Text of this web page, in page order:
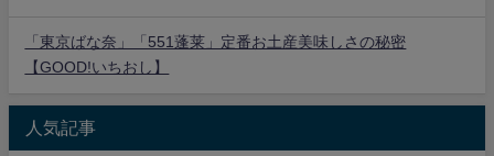
「東京ばな奈」「551蓬莱」定番お土産美味しさの秘密
【GOOD!いちおし】
人気記事